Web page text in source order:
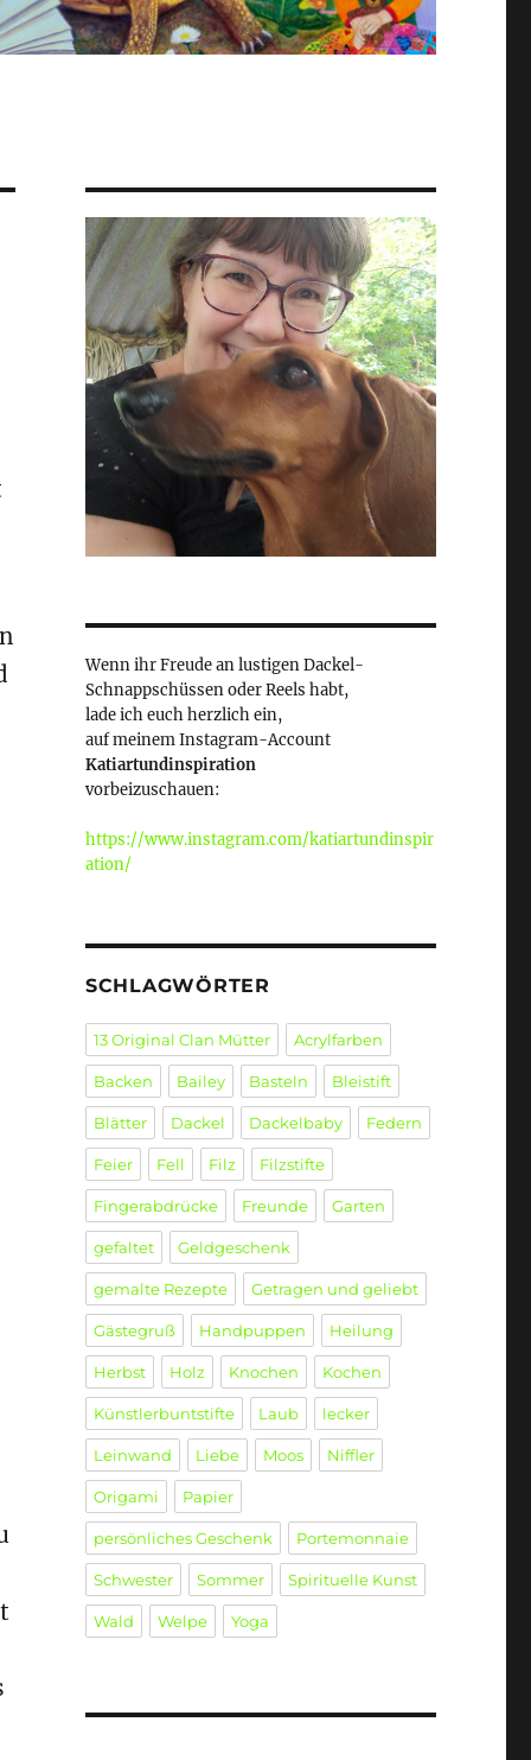
Wenn ihr Freude an lustigen Dackel-
Schnappschüssen oder Reels habt,
lade ich euch herzlich ein,
auf meinem Instagram-Account
Katiartundinspiration
vorbeizuschauen:
https://www.instagram.com/katiartundinspir
ation/
SCHLAGWÖRTER
13 Original Clan Mütter Acrylfarben
Backen Bailey Basteln Bleistift
Blätter Dackel Dackelbaby Federn
Feier Fell Filz Filzstifte
Fingerabdrücke Freunde Garten
gefaltet Geldgeschenk
gemalte Rezepte Getragen und geliebt
Gästegruß Handpuppen Heilung
Herbst Holz Knochen Kochen
Künstlerbuntstifte Laub lecker
Leinwand Liebe Moos Niffler
Origami Papier
persönliches Geschenk Portemonnaie
Schwester Sommer Spirituelle Kunst
Wald Welpe Yoga